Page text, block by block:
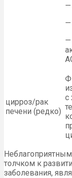
—
—
—
цирроз/рак
печени (редко)
с
толчком к
заболевания,